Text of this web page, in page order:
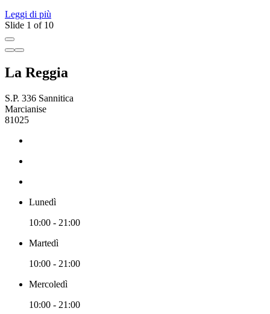
Leggi di più
Slide 1 of 10
La Reggia
S.P. 336 Sannitica
Marcianise
81025
Lunedì
10:00 - 21:00
Martedì
10:00 - 21:00
Mercoledì
10:00 - 21:00